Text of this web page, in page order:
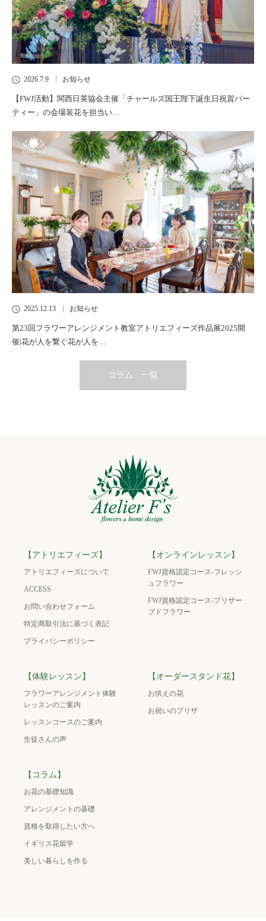
2026.7.9 お知らせ
【FWJ活動】関西日英協会主催「チャールズ国王陛下誕生日祝賀パー
ティー」の会場装花を担当い…
2025.12.13 お知らせ
第23回フラワーアレンジメント教室アトリエフィーズ作品展2025開
催|花が人を繋ぐ花が人を…
コラム 一覧
【アトリエフィーズ】
アトリエフィーズについて
ACCESS
お問い合わせフォーム
特定商取引法に基づく表記
プライバシーポリシー
【オンラインレッスン】
FWJ資格認定コース-フレッシ
ュフラワー
FWJ資格認定コース-プリザー
ブドフラワー
【体験レッスン】
フラワーアレンジメント体験
レッスンのご案内
レッスンコースのご案内
生徒さんの声
【オーダースタンド花】
お供えの花
お祝いのプリザ
【コラム】
お花の基礎知識
アレンジメントの基礎
資格を取得したい方へ
イギリス花留学
美しい暮らしを作る